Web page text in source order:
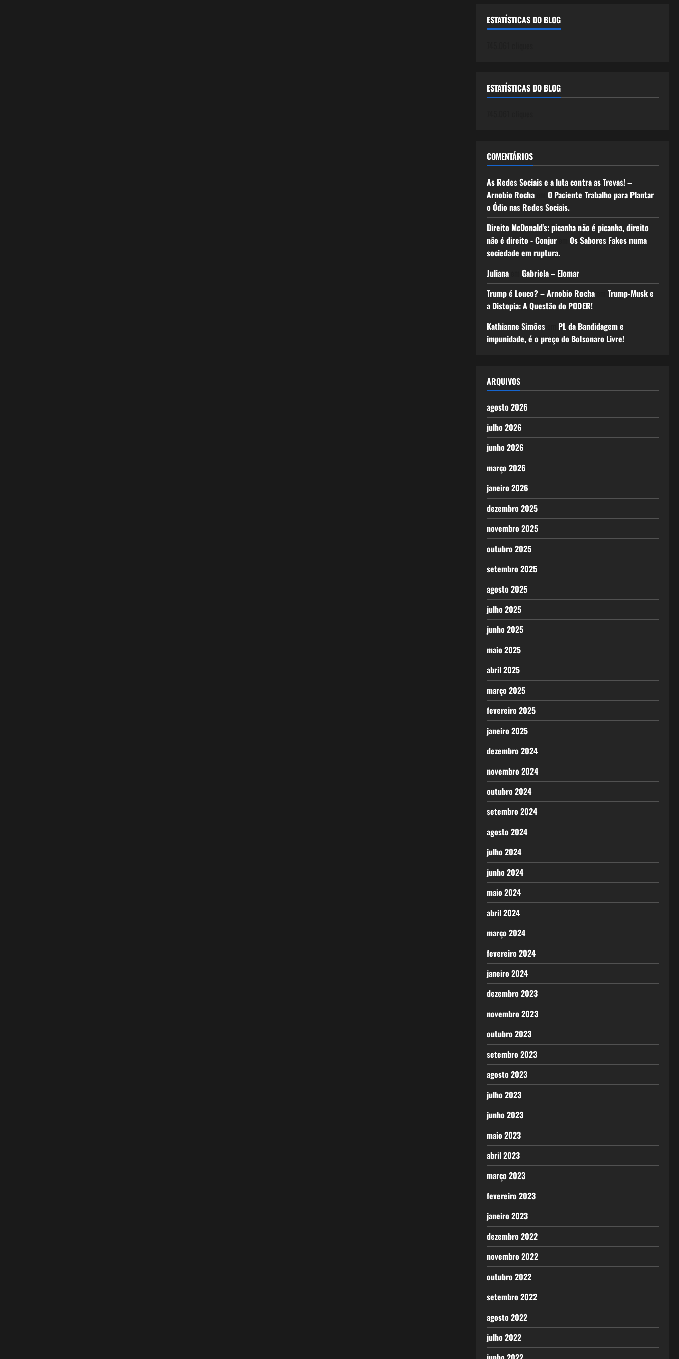
ESTATÍSTICAS DO BLOG
ESTATÍSTICAS DO BLOG
COMENTÁRIOS
As Redes Sociais e a luta contra as Trevas! –
Arnobio Rochaem O Paciente Trabalho para Plantar
o Ódio nas Redes Sociais.
Direito McDonald’s: picanha não é picanha, direito
não é direito - Conjurem Os Sabores Fakes numa
sociedade em ruptura.
Julianaem Gabriela – Elomar
Trump é Louco? – Arnobio Rochaem Trump-Musk e
a Distopia: A Questão do PODER!
Kathianne Simõesem PL da Bandidagem e
impunidade, é o preço do Bolsonaro Livre!
ARQUIVOS
agosto 2026
julho 2026
junho 2026
março 2026
janeiro 2026
dezembro 2025
novembro 2025
outubro 2025
setembro 2025
agosto 2025
julho 2025
junho 2025
maio 2025
abril 2025
março 2025
fevereiro 2025
janeiro 2025
dezembro 2024
novembro 2024
outubro 2024
setembro 2024
agosto 2024
julho 2024
junho 2024
maio 2024
abril 2024
março 2024
fevereiro 2024
janeiro 2024
dezembro 2023
novembro 2023
outubro 2023
setembro 2023
agosto 2023
julho 2023
junho 2023
maio 2023
abril 2023
março 2023
fevereiro 2023
janeiro 2023
dezembro 2022
novembro 2022
outubro 2022
setembro 2022
agosto 2022
julho 2022